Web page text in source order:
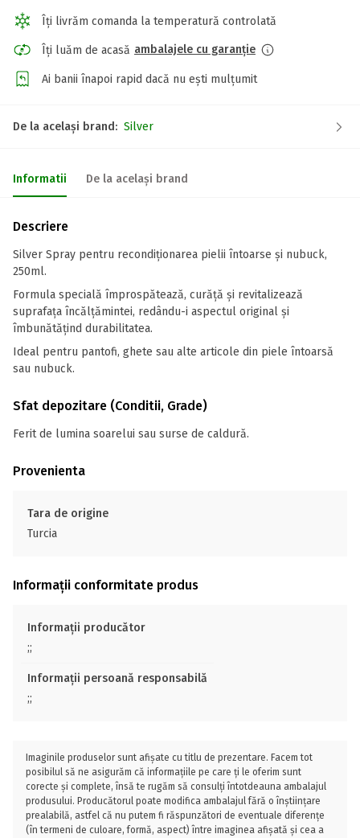
Îți livrăm comanda la temperatură controlată
Îți luăm de acasă ambalajele cu garanție
Ai banii înapoi rapid dacă nu ești mulțumit
De la același brand: Silver
Informatii De la același brand
Descriere
Silver Spray pentru recondiționarea pielii întoarse și nubuck,
250ml.
Formula specială împrospătează, curăță și revitalizează
suprafața încălțămintei, redându-i aspectul original și
îmbunătățind durabilitatea.
Ideal pentru pantofi, ghete sau alte articole din piele întoarsă
sau nubuck.
Sfat depozitare (Conditii, Grade)
Ferit de lumina soarelui sau surse de caldură.
Provenienta
Tara de origine
Turcia
Informații conformitate produs
Informații producător
;;
Informații persoană responsabilă
;;
Imaginile produselor sunt afișate cu titlu de prezentare. Facem tot
posibilul să ne asigurăm că informațiile pe care ți le oferim sunt
corecte și complete, însă te rugăm să consulți întotdeauna ambalajul
produsului. Producătorul poate modifica ambalajul fără o înștiințare
prealabilă, astfel că nu putem fi răspunzători de eventuale diferențe
(în termeni de culoare, formă, aspect) între imaginea afișată și cea a